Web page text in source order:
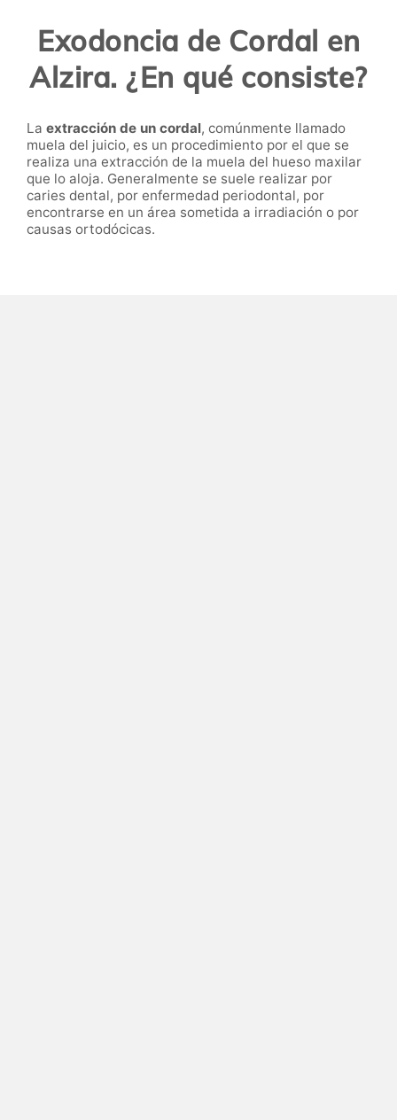
Exodoncia de Cordal en
Alzira. ¿En qué consiste?
La extracción de un cordal, comúnmente llamado
muela del juicio, es un procedimiento por el que se
realiza una extracción de la muela del hueso maxilar
que lo aloja. Generalmente se suele realizar por
caries dental, por enfermedad periodontal, por
encontrarse en un área sometida a irradiación o por
causas ortodócicas.